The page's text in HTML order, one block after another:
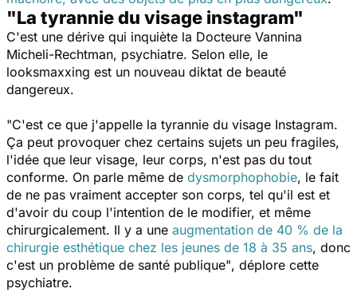
"La tyrannie du visage instagram"
C'est une dérive qui inquiète la Docteure Vannina
Micheli-Rechtman, psychiatre. Selon elle, le
looksmaxxing est un nouveau diktat de beauté
dangereux.
"C'est ce que j'appelle la tyrannie du visage Instagram.
Ça peut provoquer chez certains sujets un peu fragiles,
l'idée que leur visage, leur corps, n'est pas du tout
conforme. On parle même de dysmorphophobie, le fait
de ne pas vraiment accepter son corps, tel qu'il est et
d'avoir du coup l'intention de le modifier, et même
chirurgicalement. Il y a une augmentation de 40 % de la
chirurgie esthétique chez les jeunes de 18 à 35 ans, donc
c'est un problème de santé publique", déplore cette
psychiatre.